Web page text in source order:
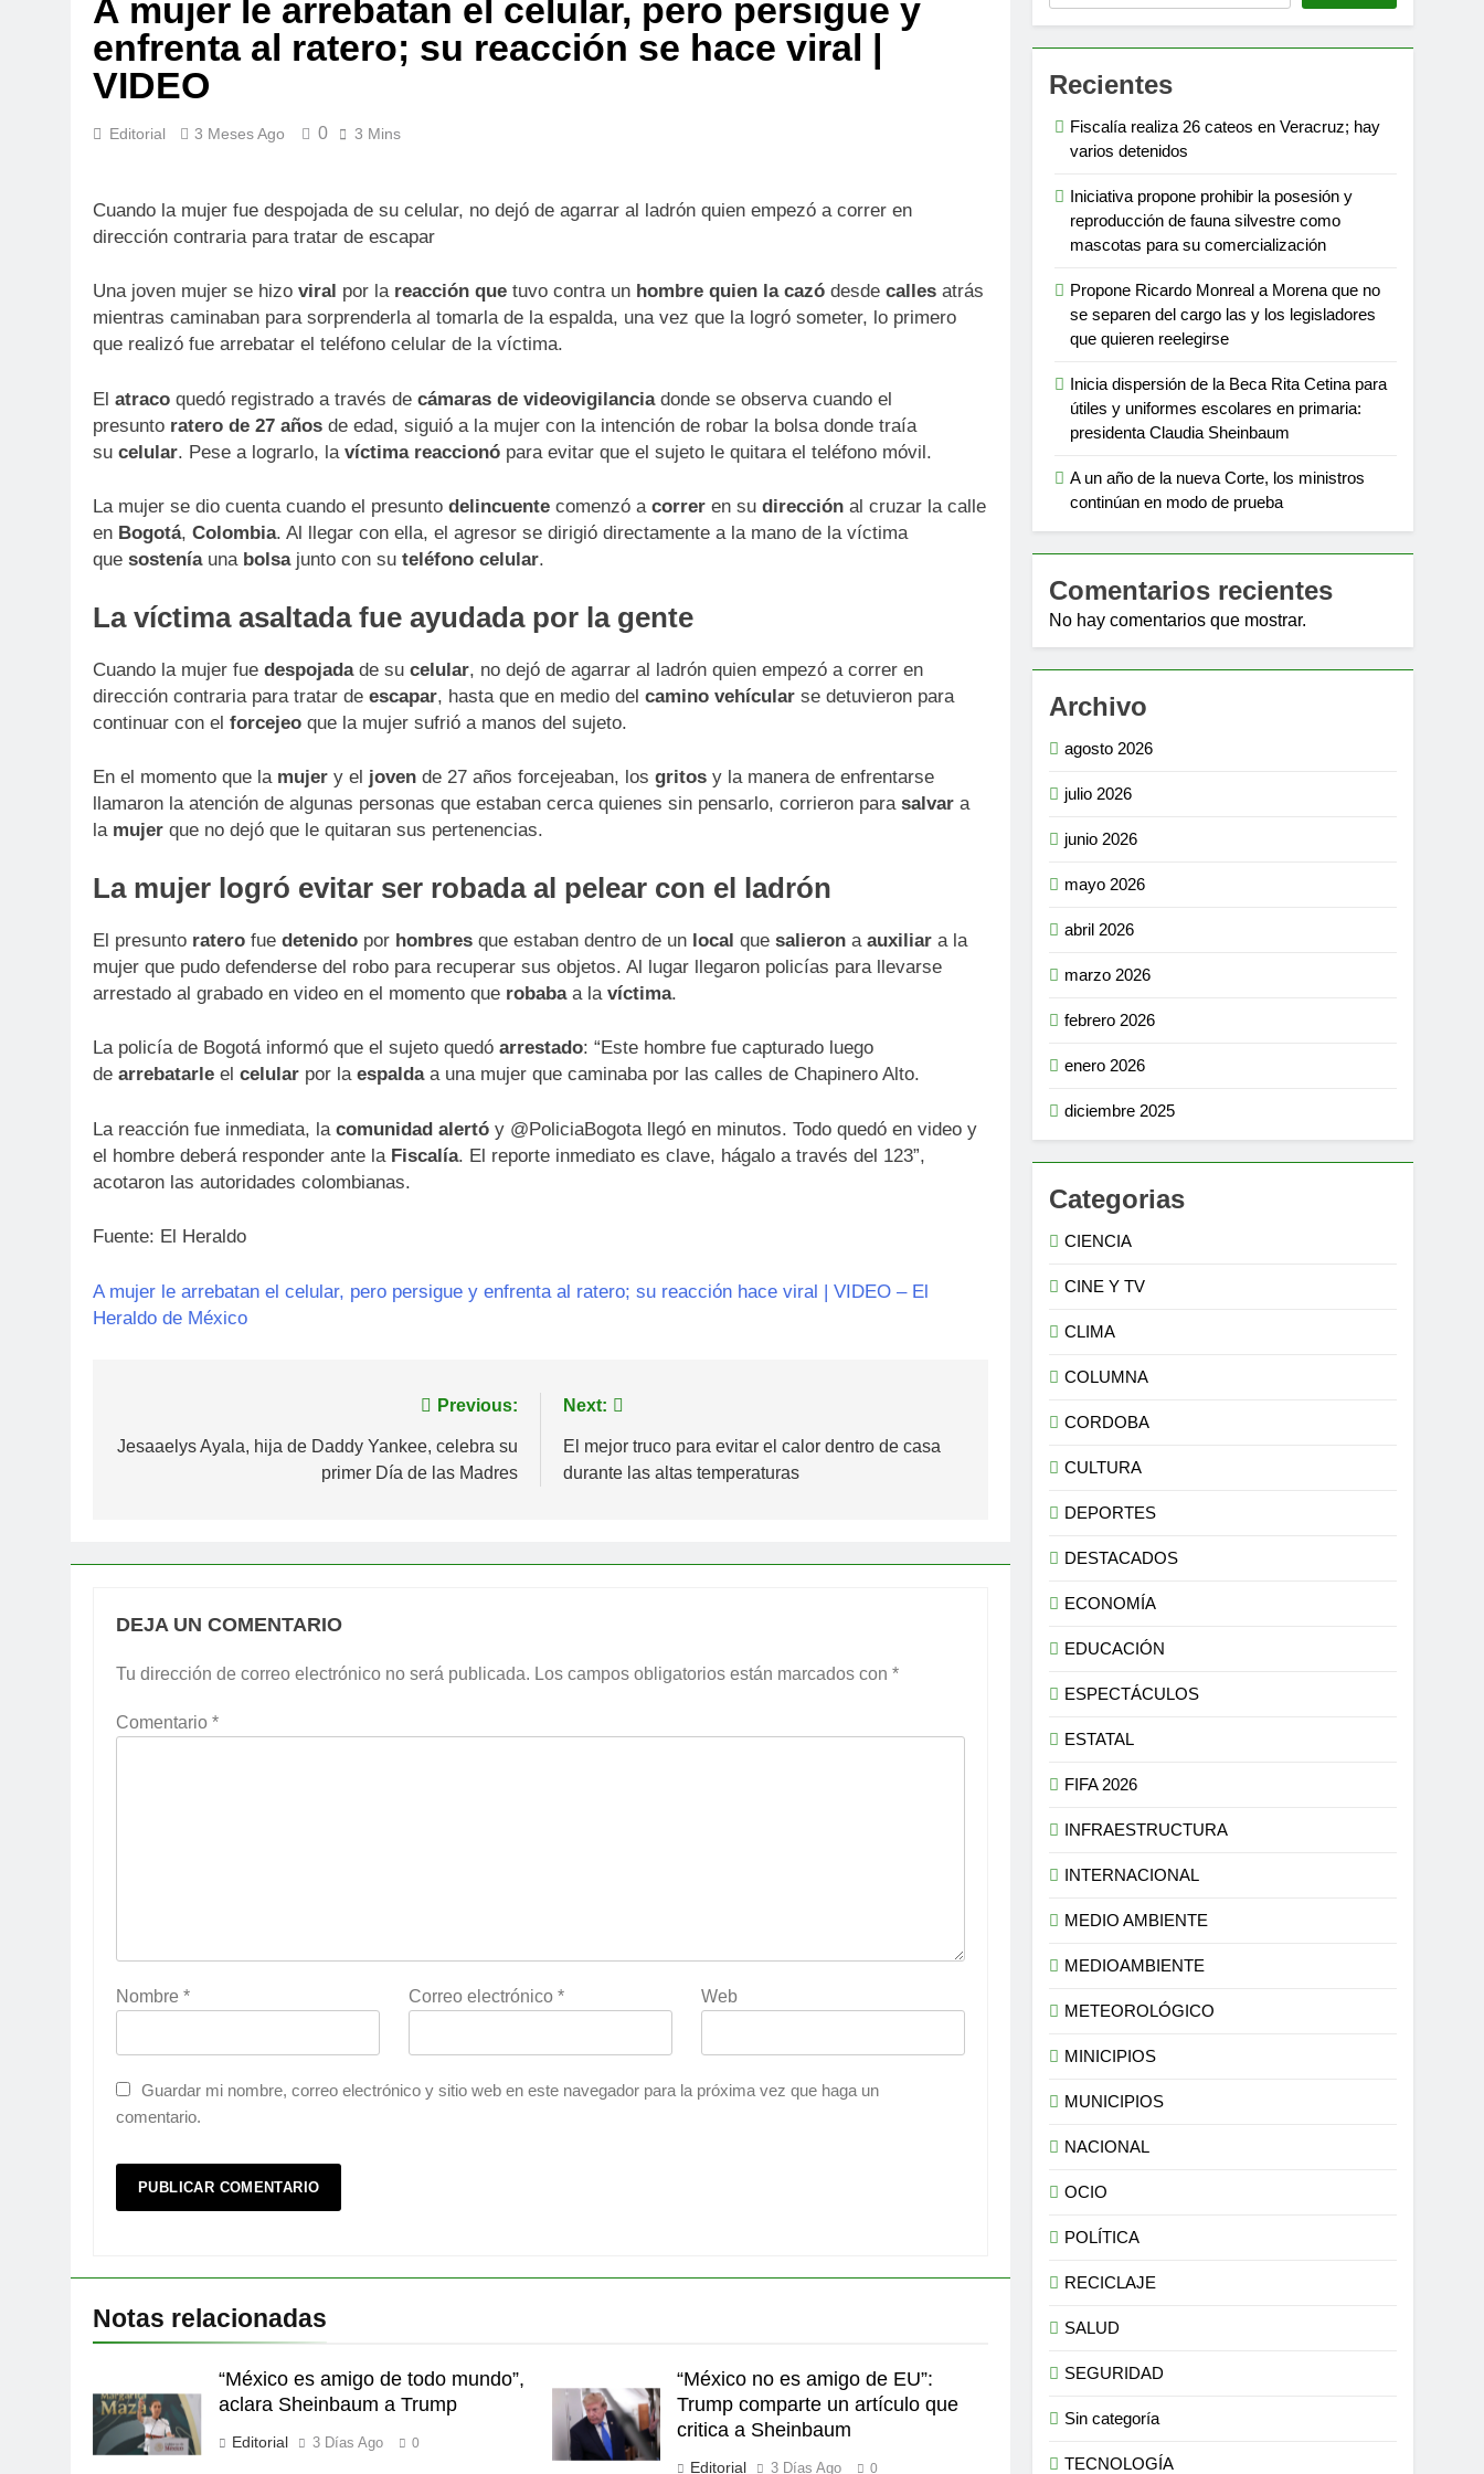
A mujer le arrebatan el celular, pero persigue y
enfrenta al ratero; su reacción se hace viral |
VIDEO
Editorial 3 Meses Ago 0 3 Mins
Cuando la mujer fue despojada de su celular, no dejó de agarrar al ladrón quien empezó a correr en
dirección contraria para tratar de escapar
Una joven mujer se hizo viral por la reacción que tuvo contra un hombre quien la cazó desde calles atrás
mientras caminaban para sorprenderla al tomarla de la espalda, una vez que la logró someter, lo primero
que realizó fue arrebatar el teléfono celular de la víctima.
El atraco quedó registrado a través de cámaras de videovigilancia donde se observa cuando el
presunto ratero de 27 años de edad, siguió a la mujer con la intención de robar la bolsa donde traía
su celular. Pese a lograrlo, la víctima reaccionó para evitar que el sujeto le quitara el teléfono móvil.
La mujer se dio cuenta cuando el presunto delincuente comenzó a correr en su dirección al cruzar la calle
en Bogotá, Colombia. Al llegar con ella, el agresor se dirigió directamente a la mano de la víctima
que sosteníauna bolsajunto con su teléfono celular.
La víctima asaltada fue ayudada por la gente
Cuando la mujer fue despojadade su celular, no dejó de agarrar al ladrón quien empezó a correr en
dirección contraria para tratar de escapar, hasta que en medio del camino vehícular se detuvieron para
continuar con el forcejeo que la mujer sufrió a manos del sujeto.
En el momento que la mujer y el joven de 27 años forcejeaban, los gritos y la manera de enfrentarse
llamaron la atención de algunas personas que estaban cerca quienes sin pensarlo, corrieron para salvar a
la mujer que no dejó que le quitaran sus pertenencias.
La mujer logró evitar ser robada al pelear con el ladrón
El presunto ratero fue detenido por hombres que estaban dentro de un local que salieron a auxiliar a la
mujer que pudo defenderse del robo para recuperar sus objetos. Al lugar llegaron policías para llevarse
arrestado al grabado en video en el momento que robabaa la víctima.
La policía de Bogotá informó que el sujeto quedó arrestado: “Este hombre fue capturado luego
de arrebatarle el celular por la espaldaa una mujer que caminaba por las calles de Chapinero Alto.
La reacción fue inmediata, lacomunidad alertó y @PoliciaBogota llegó en minutos. Todo quedó en video y
el hombre deberá responder ante la Fiscalía. El reporte inmediato es clave, hágalo a través del 123”,
acotaron las autoridades colombianas.
Fuente: El Heraldo
A mujer le arrebatan el celular, pero persigue y enfrenta al ratero; su reacción hace viral | VIDEO – El
Heraldo de México
de
Previous:
Jesaaelys Ayala, hija de Daddy Yankee, celebra su
primer Día de las Madres
Next:
El mejor truco para evitar el calor dentro de casa
durante las altas temperaturas
DEJA UN COMENTARIO
Tu dirección de correo electrónico no será publicada. Los campos obligatorios están marcados con *
Comentario *
Nombre * Correo electrónico* Web
Guardar mi nombre, correo electrónico y sitio web en este navegador para la próxima vez que haga un
comentario.
Notas relacionadas
“México es amigo de todo mundo”,
aclara Sheinbaum a Trump
Editorial 3 Días Ago 0
“México no es amigo de EU”:
Trump comparte un artículo que
critica a Sheinbaum
Editorial 3 Días Ago 0
Recientes
Fiscalía realiza 26 cateos en Veracruz; hay
varios detenidos
Iniciativa propone prohibir la posesión y
reproducción de fauna silvestre como
mascotas para su comercialización
Propone Ricardo Monreal a Morena que no
se separen del cargo las y los legisladores
que quieren reelegirse
Inicia dispersión de la Beca Rita Cetina para
útiles y uniformes escolares en primaria:
presidenta Claudia Sheinbaum
A un año de la nueva Corte, los ministros
continúan en modo de prueba
Comentarios recientes
No hay comentarios que mostrar.
Archivo
agosto 2026
julio 2026
junio 2026
mayo 2026
abril 2026
marzo 2026
febrero 2026
enero 2026
diciembre 2025
Categorias
CIENCIA
CINE Y TV
CLIMA
COLUMNA
CORDOBA
CULTURA
DEPORTES
DESTACADOS
ECONOMÍA
EDUCACIÓN
ESPECTÁCULOS
ESTATAL
FIFA 2026
INFRAESTRUCTURA
INTERNACIONAL
MEDIO AMBIENTE
MEDIOAMBIENTE
METEOROLÓGICO
MINICIPIOS
MUNICIPIOS
NACIONAL
OCIO
POLÍTICA
RECICLAJE
SALUD
SEGURIDAD
Sin categoría
TECNOLOGÍA